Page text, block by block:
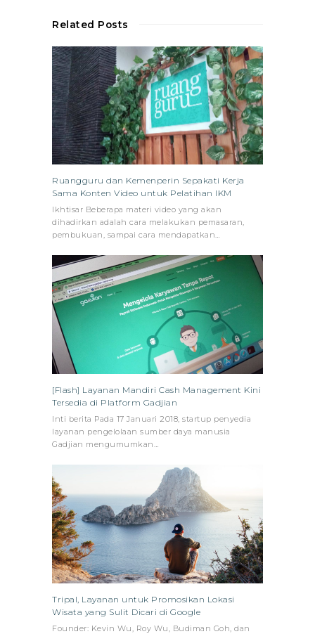
Related Posts
Ruangguru dan Kemenperin Sepakati Kerja
Sama Konten Video untuk Pelatihan IKM
Ikhtisar Beberapa materi video yang akan
dihadirkan adalah cara melakukan pemasaran,
pembukuan, sampai cara mendapatkan…
[Flash] Layanan Mandiri Cash Management Kini
Tersedia di Platform Gadjian
Inti berita Pada 17 Januari 2018, startup penyedia
layanan pengelolaan sumber daya manusia
Gadjian mengumumkan…
Tripal, Layanan untuk Promosikan Lokasi
Wisata yang Sulit Dicari di Google
Founder: Kevin Wu, Roy Wu, Budiman Goh, dan